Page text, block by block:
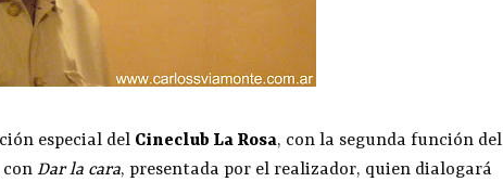
especial del Cineclub La Rosa, con la segunda función del
con Dar la cara, presentada por el realizador, quien dialogará